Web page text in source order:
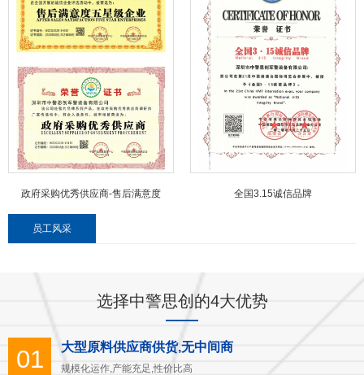
政府采购优秀供应商-售后满意度 全国3.15诚信品牌
员工风采
选择中警思创的4大优势
01 大型原料供应商供货,无中间商
规模化运作,产能充足,性价比高